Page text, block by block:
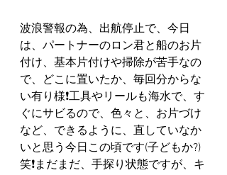
波浪警報の為、出航停止で、今日
は、パートナーのロン君と船のお片
付け、基本片付けや掃除が苦手なの
で、どこに置いたか、毎回分からな
い有り様❗️工具やリールも海水で、す
ぐにサビるので、色々と、お片づけ
など、できるように、直していなか
いと思う今日この頃です(子どもか?)
笑❗️まだまだ、手探り状態ですが、キ